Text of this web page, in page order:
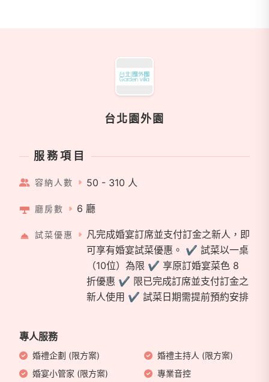
台北園外園
服務項目
容納人數 50 - 310 人
廳房數 6 廳
試菜優惠
凡完成婚宴訂席並支付訂金之新人，即
可享有婚宴試菜優惠。 ✔ 試菜以一桌
（10位）為限 ✔ 享原訂婚宴菜色 8
折優惠 ✔ 限已完成訂席並支付訂金之
新人使用 ✔ 試菜日期需提前預約安排
專人服務
婚禮企劃 (限方案)
婚禮主持人 (限方案)
婚宴小管家 (限方案)
專業音控